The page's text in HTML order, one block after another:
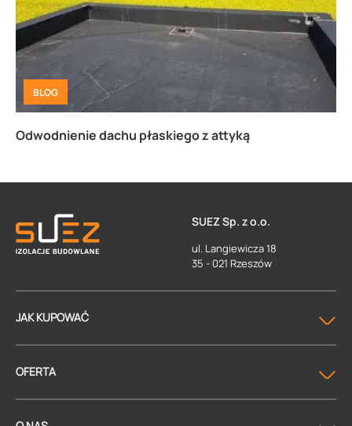
BLOG
Odwodnienie dachu płaskiego z attyką
SUEZ Sp. z o.o.
ul. Langiewicza 18
35 - 021 Rzeszów
JAK KUPOWAĆ
OFERTA